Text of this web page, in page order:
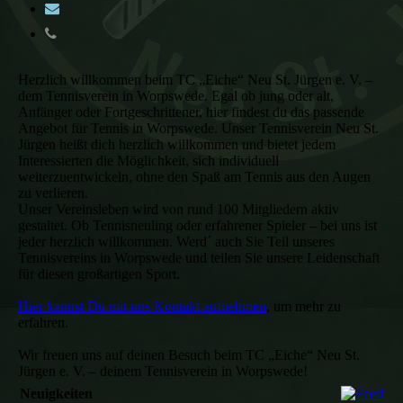
Herzlich willkommen beim TC „Eiche“ Neu St. Jürgen e. V. –
dem Tennisverein in Worpswede. Egal ob jung oder alt,
Anfänger oder Fortgeschrittener, hier findest du das passende
Angebot für Tennis in Worpswede. Unser Tennisverein Neu St.
Jürgen heißt dich herzlich willkommen und bietet jedem
Interessierten die Möglichkeit, sich individuell
weiterzuentwickeln, ohne den Spaß am Tennis aus den Augen
zu verlieren.
Unser Vereinsleben wird von rund 100 Mitgliedern aktiv
gestaltet. Ob Tennisneuling oder erfahrener Spieler – bei uns ist
jeder herzlich willkommen. Werd´ auch Sie Teil unseres
Tennisvereins in Worpswede und teilen Sie unsere Leidenschaft
für diesen großartigen Sport.
Hier kannst Du mit uns Kontakt aufnehmen , um mehr zu
erfahren.
Wir freuen uns auf deinen Besuch beim TC „Eiche“ Neu St.
Jürgen e. V. – deinem Tennisverein in Worpswede!
Neuigkeiten